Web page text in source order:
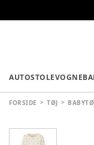
AUTOSTOLEVOGNE
FORSIDE TØJ